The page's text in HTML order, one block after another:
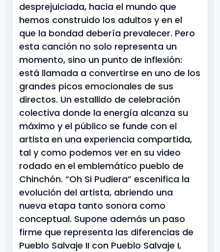
desprejuiciada, hacia el mundo que
hemos construido los adultos y en el
que la bondad debería prevalecer. Pero
esta canción no solo representa un
momento, sino un punto de inflexión:
está llamada a convertirse en uno de los
grandes picos emocionales de sus
directos. Un estallido de celebración
colectiva donde la energía alcanza su
máximo y el público se funde con el
artista en una experiencia compartida,
tal y como podemos ver en su video
rodado en el emblemático pueblo de
Chinchón. “Oh Si Pudiera” escenifica la
evolución del artista, abriendo una
nueva etapa tanto sonora como
conceptual. Supone además un paso
firme que representa las diferencias de
Pueblo Salvaje II con Pueblo Salvaje I,